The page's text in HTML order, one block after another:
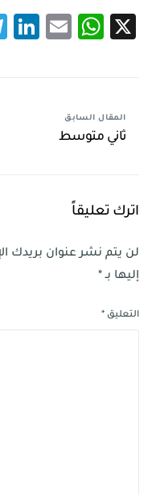
X
المقال السابق
ثاني متوسط
اترك تعليقاً
لن يتم نشر عنوان بريدك
إليها بـ*
التعليق*